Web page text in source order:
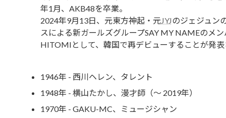
年1月、AKB48を卒業。
2024年9月13日、元東方神起・元JYJのジェジュン
スによる新ガールズグループSAY MY NAMEのメン
HITOMIとして、韓国で再デビューすることが発表
1946年 - 西川ヘレン、タレント
1948年 - 横山たかし、漫才師（～ 2019年）
1970年 - GAKU-MC、ミュージシャン